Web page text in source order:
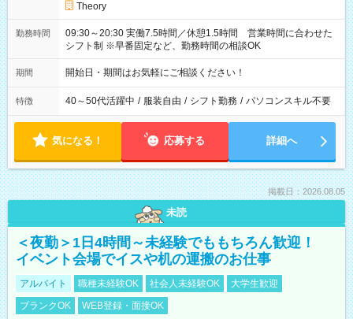
Theory
勤務時間
09:30～20:30 実働7.5時間／休憩1.5時間 営業時間に合わせた
シフト制 ※早番固定など、勤務時間の相談OK
期間 開始日・期間はお気軽にご相談ください！
特徴 40～50代活躍中 / 服装自由 / シフト勤務 / パソコンスキル不要
気になる！ 応募する 詳細へ
掲載日：2026.08.05
未読
＜夜勤＞1日4時間～未経験でももちろん歓迎！
イベント会場でイスや机の運搬のお仕事
アルバイト 職種未経験OK 社会人未経験OK
大学生歓迎
ブランクOK
WEB登録・面接OK